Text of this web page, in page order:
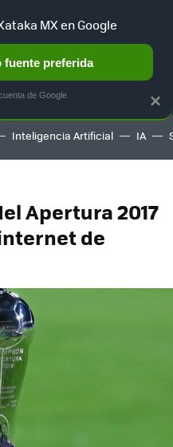
AUTO TERRITORIO
Inteligencia Artificial IA
Apertura 2017
de
×
MX en Google
fuente preferida
de Google